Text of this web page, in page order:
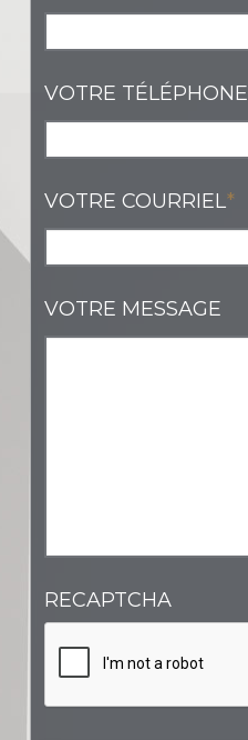
VOTRE TÉLÉPHONE
VOTRE COURRIEL*
VOTRE MESSAGE
RECAPTCHA